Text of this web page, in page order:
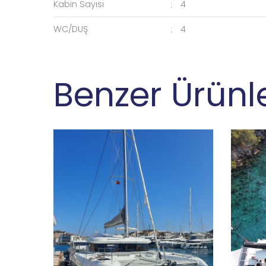
Kabin Sayısı 4
WC/DUŞ 4
Benzer